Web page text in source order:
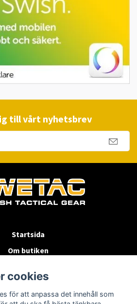
till vårt nyhetsbrev
Startsida
Om butiken
Byten & Returer
Kontakta oss
cookies
för att anpassa det innehåll som